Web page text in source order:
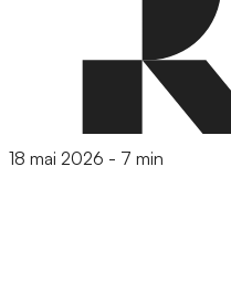
18 mai 2026 - 7 min